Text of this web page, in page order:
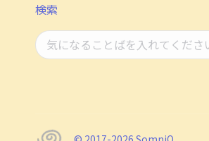
検索
検
索：